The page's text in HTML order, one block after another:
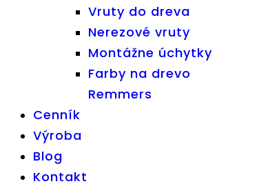
Vruty do dreva
Nerezové vruty
Montážne úchytky
Farby na drevo
Remmers
Cenník
Výroba
Blog
Kontakt